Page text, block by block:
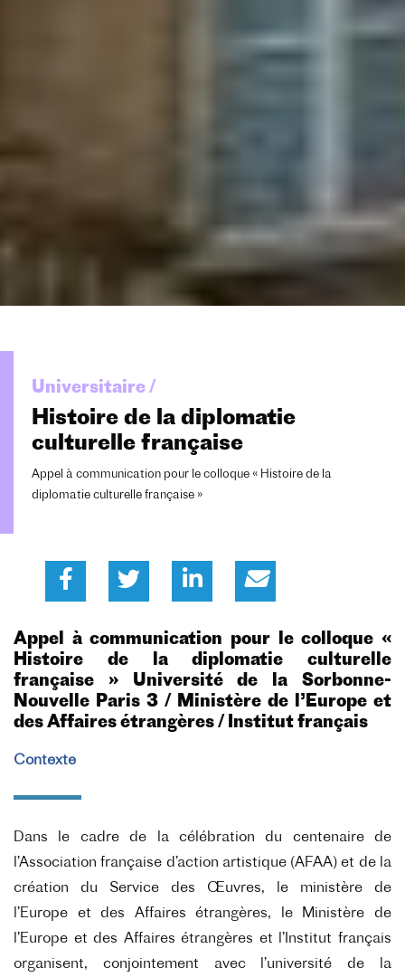
Universitaire /
Histoire de la diplomatie
culturelle française
Appel à communication pour le colloque « Histoire de la
diplomatie culturelle française »
Appel à communication pour le colloque «
Histoire de la diplomatie culturelle
française » Université de la Sorbonne-
Nouvelle Paris 3 / Ministère de l’Europe et
des Affaires étrangères / Institut français
Contexte
Dans le cadre de la célébration du centenaire de
l’Association française d’action artistique (AFAA) et de la
création du Service des Œuvres, le ministère de
l’Europe et des Affaires étrangères, le Ministère de
l’Europe et des Affaires étrangères et l’Institut français
organisent, conjointement avec l’université de la